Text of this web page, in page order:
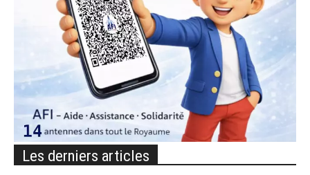
Les derniers articles